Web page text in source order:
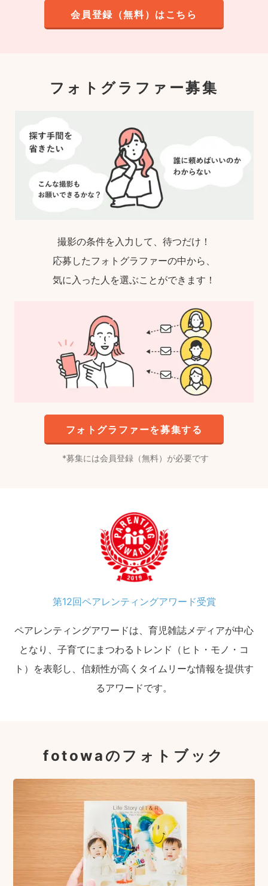
会員登録（無料）はこちら
フォトグラファー募集
撮影の条件を入力して、待つだけ！
応募したフォトグラファーの中から、
気に入った人を選ぶことができます！
フォトグラファーを募集する
募集には会員登録（無料）が必要です
第12回ペアレンティングアワード受賞
ペアレンティングアワードは、育児雑誌メディアが中心
となり、子育てにまつわるトレンド（ヒト・モノ・コ
ト）を表彰し、信頼性が高くタイムリーな情報を提供す
るアワードです。
fotowaのフォトブック